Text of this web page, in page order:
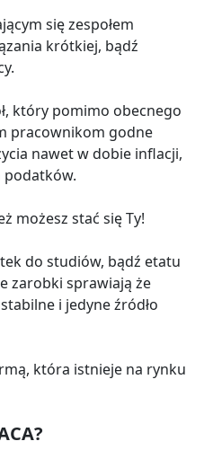
się zespołem
krótkiej, bądź
który pomimo obecnego
pracownikom godne
nawet w dobie inflacji,
podatków.
możesz stać się Ty!
do studiów, bądź etatu
zarobki sprawiają że
i jedyne źródło
która istnieje na rynku